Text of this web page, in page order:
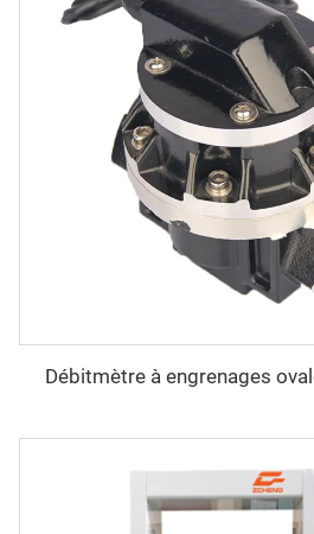
Débitmètre à engrenages